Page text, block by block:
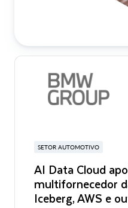
SETOR AUTOMOTIVO
AI Data Cloud
multifornecedor
Iceberg, AWS e